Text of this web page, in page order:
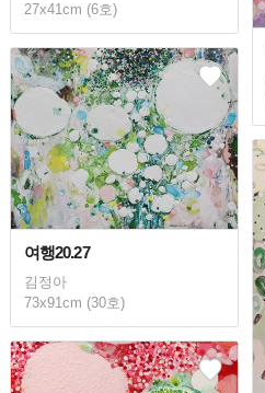
27x41cm (6호)
여행20.27
김정아
73x91cm (30호)